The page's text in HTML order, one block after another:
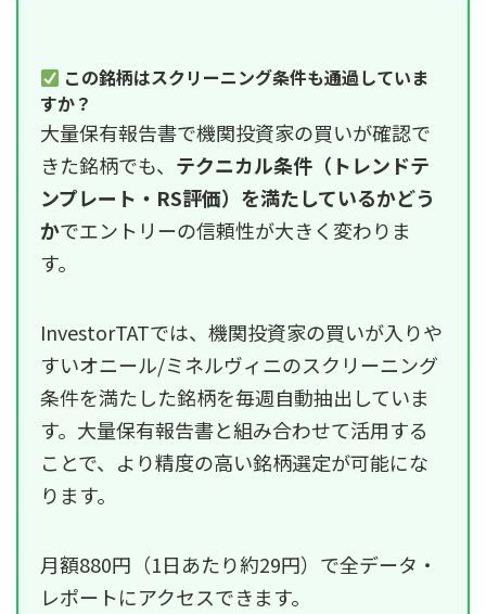
この銘柄はスクリーニング条件も通過していま
すか？
大量保有報告書で機関投資家の買いが確認で
きた銘柄でも、 テクニカル条件（トレンドテ
ンプレート・RS評価）を満たしているかどう
かでエントリーの信頼性が大きく変わりま
す。
InvestorTATでは、機関投資家の買いが入りや
すいオニール/ミネルヴィニのスクリーニング
条件を満たした銘柄を毎週自動抽出していま
す。大量保有報告書と組み合わせて活用する
ことで、より精度の高い銘柄選定が可能にな
ります。
月額880円（1日あたり約29円）で全データ・
レポートにアクセスできます。